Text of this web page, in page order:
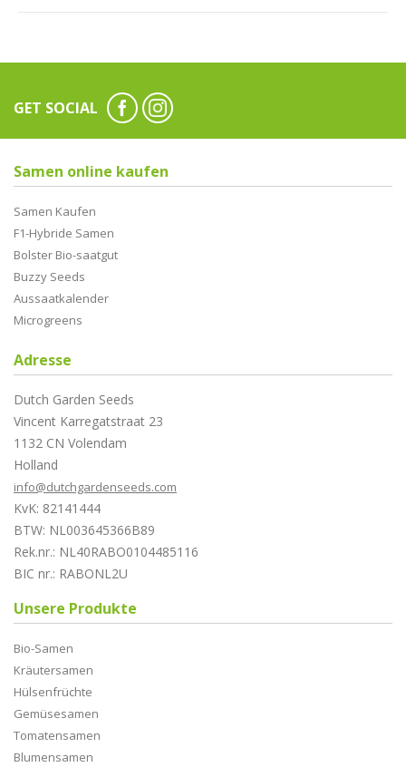
GET SOCIAL
Samen online kaufen
Samen Kaufen
F1-Hybride Samen
Bolster Bio-saatgut
Buzzy Seeds
Aussaatkalender
Microgreens
Adresse
Dutch Garden Seeds
Vincent Karregatstraat 23
1132 CN Volendam
Holland
info@dutchgardenseeds.com
KvK: 82141444
BTW: NL003645366B89
Rek.nr.: NL40RABO0104485116
BIC nr.: RABONL2U
Unsere Produkte
Bio-Samen
Kräutersamen
Hülsenfrüchte
Gemüsesamen
Tomatensamen
Blumensamen